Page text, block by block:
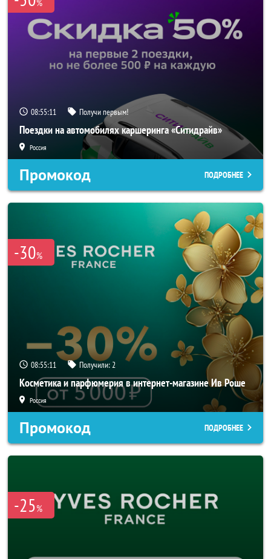
%
08:55:09 Получи первым!
Поездки на автомобилях каршеринга «Ситидрайв»
Россия
Промокод ПОДРОБНЕЕ
-30%
08:55:09 Получили:2
Косметика и парфюмерия в интернет-магазине Ив Роше
Россия
Промокод ПОДРОБНЕЕ
-25%